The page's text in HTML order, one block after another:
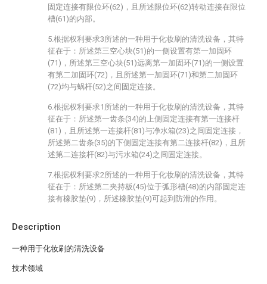
Description
一种用于化妆刷的清洗设备
技术领域
固定连接有限位环(62)，且所述限位环(62)转动连接在限位
槽(61)的内部。
5.根据权利要求3所述的一种用于化妆刷的清洗设备，其特
征在于：所述第三空心块(51)的一侧设置有第一加固环
(71)，所述第三空心块(51)远离第一加固环(71)的一侧设置
有第二加固环(72)，且所述第一加固环(71)和第二加固环
(72)均与蜗杆(52)之间固定连接。
6.根据权利要求1所述的一种用于化妆刷的清洗设备，其特
征在于：所述第一齿条(34)的上侧固定连接有第一连接杆
(81)，且所述第一连接杆(81)与净水箱(23)之间固定连接，
所述第二齿条(35)的下侧固定连接有第二连接杆(82)，且所
述第二连接杆(82)与污水箱(24)之间固定连接。
7.根据权利要求2所述的一种用于化妆刷的清洗设备，其特
征在于：所述第二夹持板(45)位于弧形槽(48)的内部固定连
接有橡胶垫(9)，所述橡胶垫(9)可起到防滑的作用。